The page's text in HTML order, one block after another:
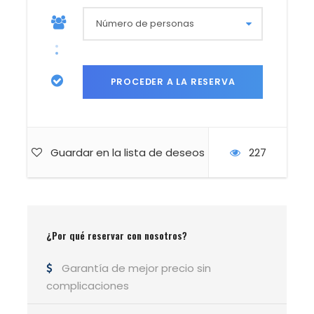
Guardar en la lista de deseos 227
¿Por qué reservar con nosotros?
Garantía de mejor precio sin
complicaciones
Última mañana en la montaña, última vez
sacando la cabeza del saco para ver el sol
entrando por detrás de las crestas.
Descendemos durante la jornada hasta volver
a Navalperal de Tormes, donde empezó todo
cuatro días antes. Mismo pueblo, otra persona.
es dormir fuera y quieren más. Más días, más
de cuatro días que no se parecen entre sí pero
Guía de montaña titulado. Grupo reducido.